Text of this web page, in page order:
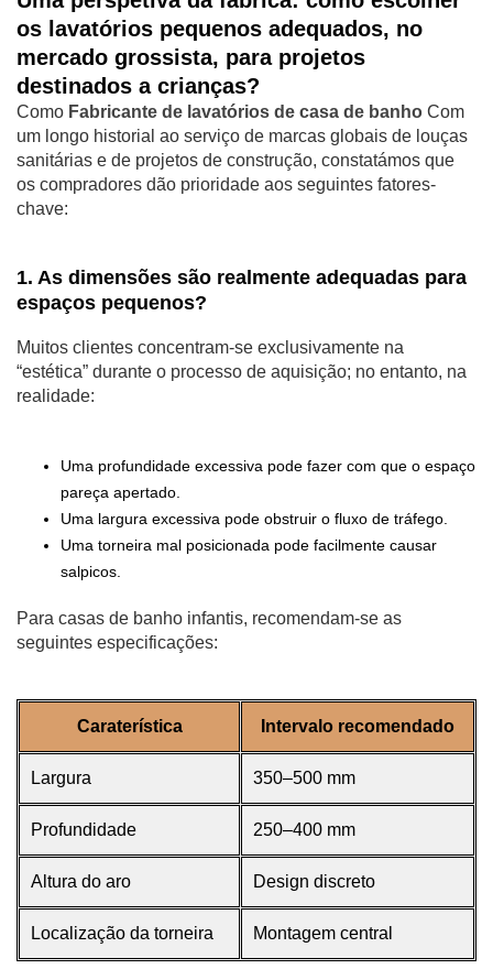
os lavatórios pequenos adequados, no
mercado grossista, para projetos
destinados a crianças?
Como Fabricante de lavatórios de casa de banho Com
um longo historial ao serviço de marcas globais de louças
sanitárias e de projetos de construção, constatámos que
os compradores dão prioridade aos seguintes fatores-
chave:
1. As dimensões são realmente adequadas para
espaços pequenos?
Muitos clientes concentram-se exclusivamente na
“estética” durante o processo de aquisição; no entanto, na
realidade:
Uma profundidade excessiva pode fazer com que o espaço
pareça apertado.
Uma largura excessiva pode obstruir o fluxo de tráfego.
Uma torneira mal posicionada pode facilmente causar
salpicos.
Para casas de banho infantis, recomendam-se as
seguintes especificações:
Caraterística Intervalo recomendado
Largura 350–500 mm
Profundidade 250–400 mm
Altura do aro Design discreto
Localização da torneira Montagem central